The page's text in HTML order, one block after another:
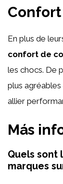
En plus de
confort de
les chocs. De
plus
allier
Más
Quels sont
marques